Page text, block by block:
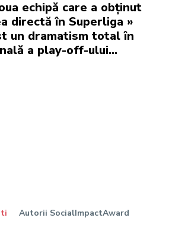
echipă care a obținut
directă în Superliga »
un dramatism total în
a play-off-ului...
Autorii SocialImpactAward